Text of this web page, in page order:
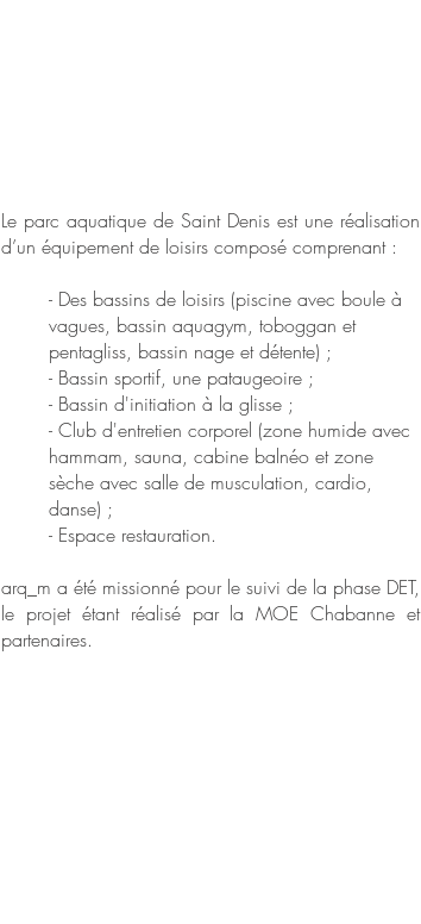
Le parc aquatique de Saint Denis est une réalisation
d’un équipement de loisirs composé comprenant :
- Des bassins de loisirs (piscine avec boule à
vagues, bassin aquagym, toboggan et
pentagliss, bassin nage et détente) ;
- Bassin sportif, une pataugeoire ;
- Bassin d'initiation à la glisse ;
- Club d'entretien corporel (zone humide avec
hammam, sauna, cabine balnéo et zone
sèche avec salle de musculation, cardio,
danse) ;
- Espace restauration.
arq_m a été missionné pour le suivi de la phase DET,
le projet étant réalisé par la MOE Chabanne et
partenaires.